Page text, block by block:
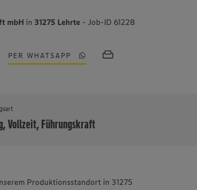
mbH in31275 Lehrte - Job-ID 61228
PER WHATSAPP
Vollzeit, Führungskraft
Produktionsstandort in 31275